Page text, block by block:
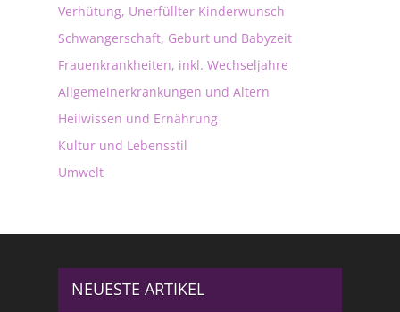
Verhütung, Unerfüllter Kinderwunsch
Schwangerschaft, Geburt und Babyzeit
Frauenkrankheiten, inkl. Wechseljahre
Allgemeinerkrankungen und Altern
Heilwissen und Ernährung
Kultur und Lebensstil
Umwelt
NEUESTE ARTIKEL